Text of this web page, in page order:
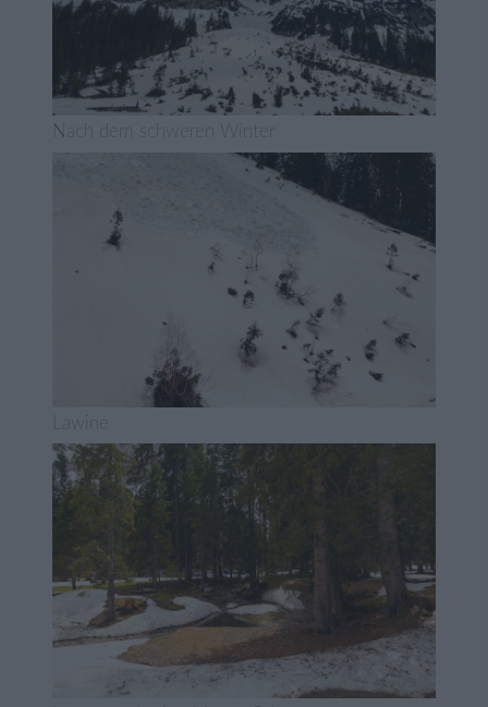
Nach dem schweren Winter
Lawine